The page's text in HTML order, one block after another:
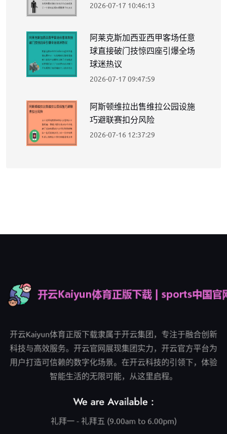
2026-07-17 10:46:13
阿莱克斯加西亚西甲客场任意
球直接破门技惊四座引爆全场
球迷热议
2026-07-17 09:47:59
阿斯顿维拉出售维拉公园设施
巧避联赛扣分风险
2026-07-16 12:37:29
开云Kaiyun体育正版下载隶属于开云集团，专注于融合创新
科技与高效服务。开云官网展现集团实力，开云官方平台为
用户打造可信赖的数字化场景。在开云科技的引领下，体验
智能生活的无限可能，从这里启程。
We are Available :
礼拜一 - 礼拜五 (9.00am to 6.00pm)